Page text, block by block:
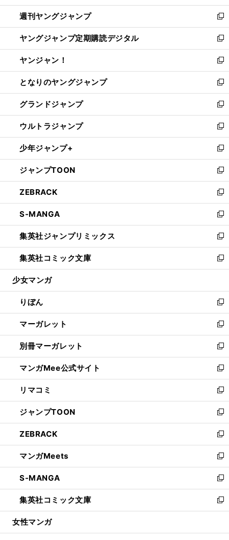
開
く
ウ
で
開
く
ン
ド
ウ
で
開
く
ウ
ィ
ン
ド
ウ
で
開
く
週刊ヤングジャンプ
新
し
い
ウ
ィ
ン
ド
ウ
で
開
く
ヤングジャンプ定期購読デジタル
新
し
い
ウ
ィ
ン
ド
ウ
で
開
く
ヤンジャン！
新
し
い
ウ
ィ
ン
ド
ウ
で
開
く
となりのヤングジャンプ
新
し
い
ウ
ィ
ン
ド
ウ
で
開
く
グランドジャンプ
新
し
い
ウ
ィ
ン
ド
ウ
で
開
く
ウルトラジャンプ
新
し
い
ウ
ィ
ン
ド
ウ
で
開
く
少年ジャンプ+
新
し
い
ウ
ィ
ン
ド
ウ
で
開
く
ジャンプTOON
新
し
い
ウ
ィ
ン
ド
ウ
で
開
ZEBRACK
新
し
い
ウ
ィ
ン
ド
ウ
開
く
S-MANGA
新
し
い
ウ
ィ
ン
ウ
で
開
く
集英社ジャンプリミックス
新
し
い
ウ
ン
ド
ウ
で
開
く
集英社コミック文庫
新
し
ウ
ィ
ン
ド
ウ
で
開
く
少女マンガ
りぼん
新
し
い
ウ
ィ
ン
ド
ウ
で
開
く
マーガレット
新
し
い
ウ
ィ
ン
ド
ウ
で
開
く
別冊マーガレット
新
し
い
ウ
ィ
ン
ド
ウ
で
開
く
マンガMee公式サイト
新
し
い
ウ
ィ
ン
ド
ウ
で
開
く
リマコミ
新
し
い
ウ
ィ
ン
ド
ウ
で
開
く
ジャンプTOON
新
し
い
ウ
ィ
ン
ド
ウ
で
開
ZEBRACK
新
し
い
ウ
ィ
ン
ド
ウ
開
マンガMeets
新
し
い
ウ
ィ
ン
ウ
S-MANGA
新
し
い
ウ
ン
集英社コミック文庫
新
し
ウ
女性マンガ